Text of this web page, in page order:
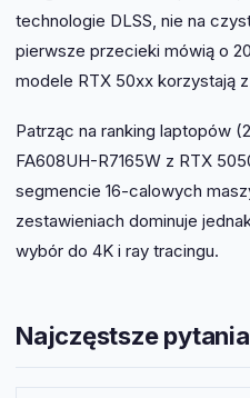
technologie DLSS, nie na
pierwsze przecieki mówią o
modele RTX 50xx korzystają
Patrząc na ranking laptopów
FA608UH-R7165W z RTX
segmencie 16-calowych
zestawieniach dominuje
wybór do 4K i ray tracingu.
Najczęstsze pytania